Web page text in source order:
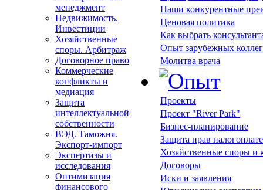
менеджмент
Недвижимость.
Инвестиции
Хозяйственные
споры. Арбитраж
Договорное право
Коммерческие
конфликты и
медиация
Защита
интеллектуальной
собственности
ВЭД. Таможня.
Экспорт-импорт
Экспертизы и
исследования
Оптимизация
финансового
Наши конкурентные
Ценовая политика
Как выбрать
Опыт зарубежных коллег
Молитва врача
Проекты
Проект "River Park"
Бизнес-планирование
Защита прав
Хозяйственные споры и
Договоры
Иски и заявления